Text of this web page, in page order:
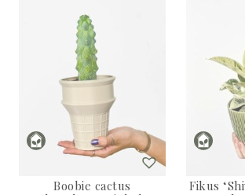
Boobie cactus
Fikus